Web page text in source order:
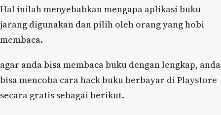
Hal inilah menyebabkan mengapa aplikasi buku
jarang digunakan dan pilih oleh orang yang hobi
membaca.
agar anda bisa membaca buku dengan lengkap, anda
bisa mencoba cara hack buku berbayar di Playstore
secara gratis sebagai berikut.